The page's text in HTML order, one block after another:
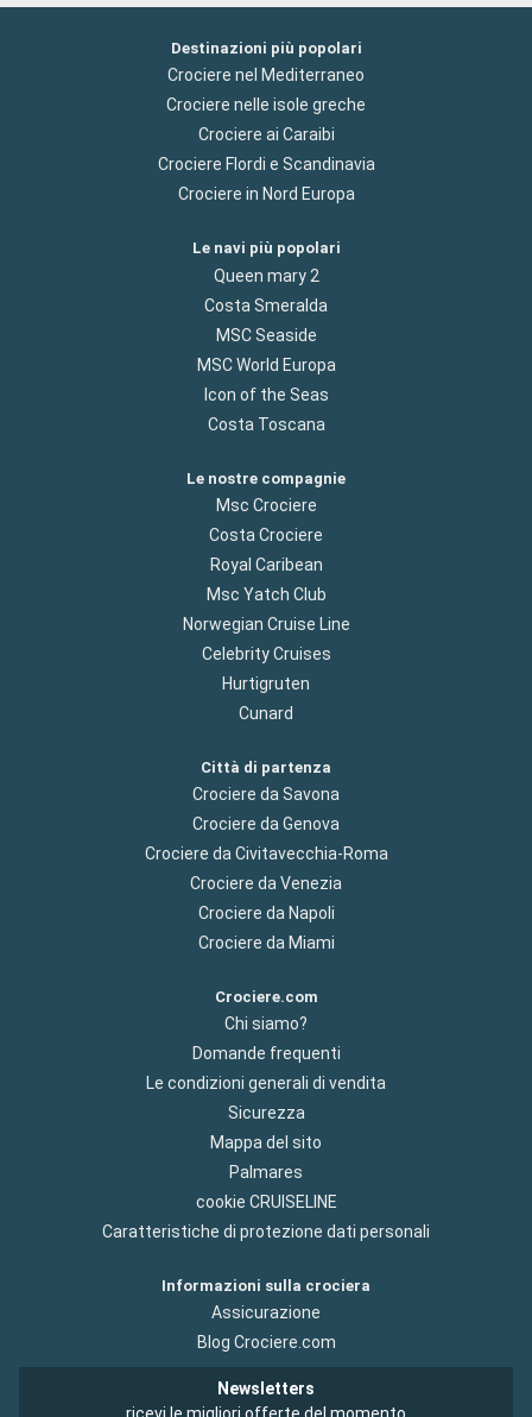
Destinazioni più popolari
Crociere nel Mediterraneo
Crociere nelle isole greche
Crociere ai Caraibi
Crociere Flordi e Scandinavia
Crociere in Nord Europa
Le navi più popolari
Queen mary 2
Costa Smeralda
MSC Seaside
MSC World Europa
Icon of the Seas
Costa Toscana
Le nostre compagnie
Msc Crociere
Costa Crociere
Royal Caribean
Msc Yatch Club
Norwegian Cruise Line
Celebrity Cruises
Hurtigruten
Cunard
Città di partenza
Crociere da Savona
Crociere da Genova
Crociere da Civitavecchia-Roma
Crociere da Venezia
Crociere da Napoli
Crociere da Miami
Crociere.com
Chi siamo?
Domande frequenti
Le condizioni generali di vendita
Sicurezza
Mappa del sito
Palmares
cookie CRUISELINE
Caratteristiche di protezione dati personali
Informazioni sulla crociera
Assicurazione
Blog Crociere.com
Newsletters